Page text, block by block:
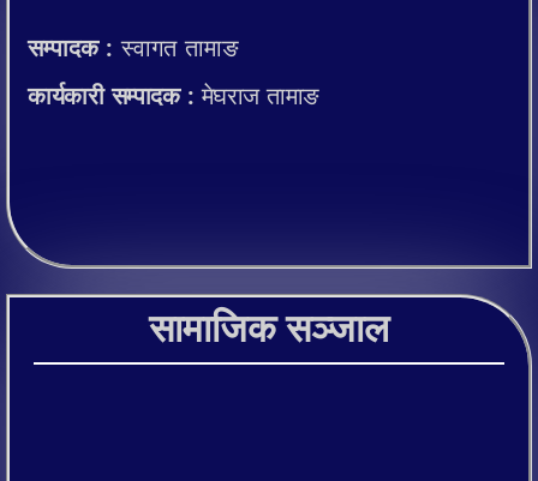
सम्पादक :स्वागत तामाङ
कार्यकारी सम्पादक :मेघराज तामाङ
सामाजिक सञ्जाल